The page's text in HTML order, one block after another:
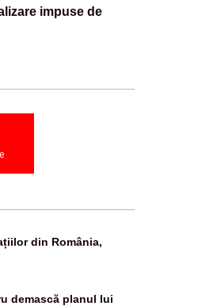
impuse de
din România,
demască planul lui